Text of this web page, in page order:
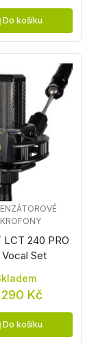
Do košíku
LCT 240 PRO
Vocal Set
Kč
Do košíku